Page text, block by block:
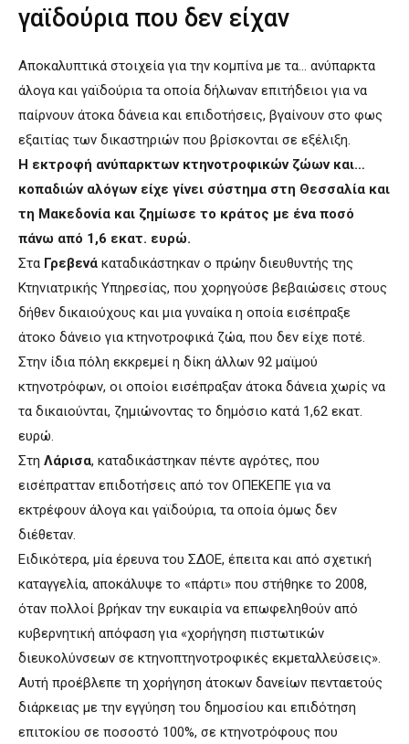
γαϊδούρια που δεν είχαν
Αποκαλυπτικά στοιχεία για την κομπίνα με τα… ανύπαρκτα
άλογα και γαϊδούρια τα οποία δήλωναν επιτήδειοι για να
παίρνουν άτοκα δάνεια και επιδοτήσεις, βγαίνουν στο φως
εξαιτίας των δικαστηριών που βρίσκονται σε εξέλιξη.
Η εκτροφή ανύπαρκτων κτηνοτροφικών ζώων και…
κοπαδιών αλόγων είχε γίνει σύστημα στη Θεσσαλία και
τη Μακεδονία και ζημίωσε το κράτος με ένα ποσό
πάνω από 1,6 εκατ. ευρώ.
Στα Γρεβενά καταδικάστηκαν ο πρώην διευθυντής της
Κτηνιατρικής Υπηρεσίας, που χορηγούσε βεβαιώσεις στους
δήθεν δικαιούχους και μια γυναίκα η οποία εισέπραξε
άτοκο δάνειο για κτηνοτροφικά ζώα, που δεν είχε ποτέ.
Στην ίδια πόλη εκκρεμεί η δίκη άλλων 92 μαϊμού
κτηνοτρόφων, οι οποίοι εισέπραξαν άτοκα δάνεια χωρίς να
τα δικαιούνται, ζημιώνοντας το δημόσιο κατά 1,62 εκατ.
ευρώ.
Στη Λάρισα, καταδικάστηκαν πέντε αγρότες, που
εισέπρατταν επιδοτήσεις από τον ΟΠΕΚΕΠΕ για να
εκτρέφουν άλογα και γαϊδούρια, τα οποία όμως δεν
διέθεταν.
Ειδικότερα, μία έρευνα του ΣΔΟΕ, έπειτα και από σχετική
καταγγελία, αποκάλυψε το «πάρτι» που στήθηκε το 2008,
όταν πολλοί βρήκαν την ευκαιρία να επωφεληθούν από
κυβερνητική απόφαση για «χορήγηση πιστωτικών
διευκολύνσεων σε κτηνοπτηνοτροφικές εκμεταλλεύσεις».
Αυτή προέβλεπε τη χορήγηση άτοκων δανείων πενταετούς
διάρκειας με την εγγύηση του δημοσίου και επιδότηση
επιτοκίου σε ποσοστό 100%, σε κτηνοτρόφους που